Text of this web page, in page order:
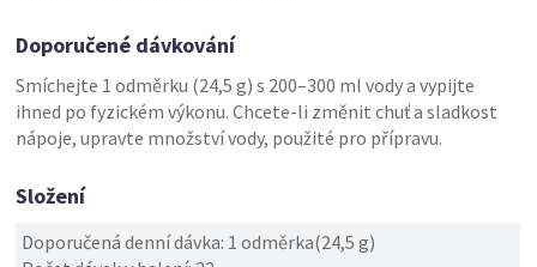
Doporučené dávkování
Smíchejte 1 odměrku (24,5 g) s 200–300 ml vody a vypijte
ihned po fyzickém výkonu. Chcete-li změnit chuť a sladkost
nápoje, upravte množství vody, použité pro přípravu.
Složení
Doporučená denní dávka: 1 odměrka(24,5 g)